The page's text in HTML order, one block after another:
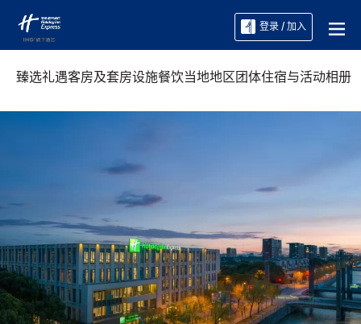
登录 / 加入
臻选礼遇客房及套房设施餐饮当地地区团体住宿与活动相册